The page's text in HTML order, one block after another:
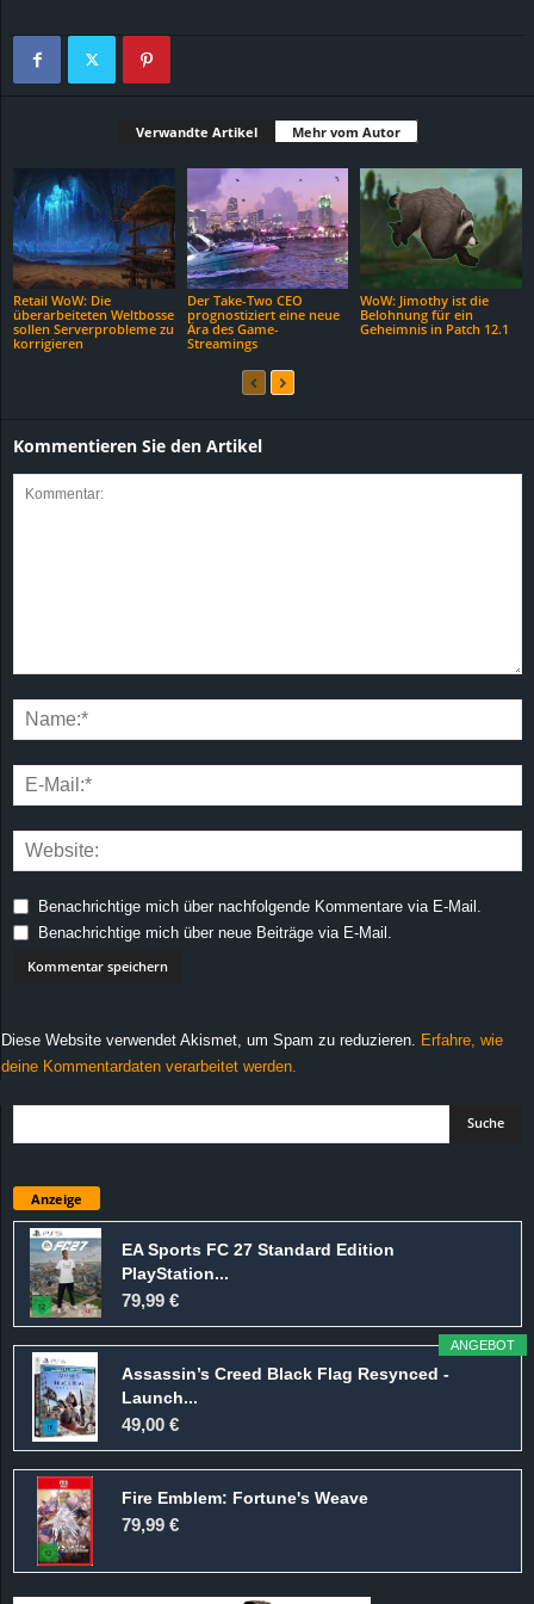
Verwandte Artikel Mehr vom Autor
Retail WoW: Die
überarbeiteten Weltbosse
sollen Serverprobleme zu
korrigieren
Der Take-Two CEO
prognostiziert eine neue
Ära des Game-
Streamings
WoW: Jimothy ist die
Belohnung für ein
Geheimnis in Patch 12.1
Kommentieren Sie den Artikel
Benachrichtige mich über nachfolgende Kommentare via E-Mail.
Benachrichtige mich über neue Beiträge via E-Mail.
Diese Website verwendet Akismet, um Spam zu reduzieren.
Erfahre, wie
deine Kommentardaten verarbeitet werden.
Anzeige
EA Sports FC 27 Standard Edition
PlayStation...
79,99 €
ANGEBOT
Assassin’s Creed Black Flag Resynced -
Launch...
49,00 €
Fire Emblem: Fortune's Weave
79,99 €